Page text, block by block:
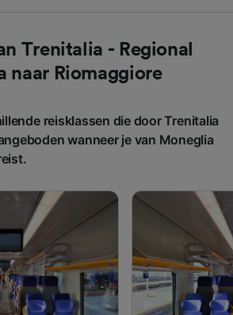
Trenitalia - Regional
naar Riomaggiore
reisklassen die door Trenitalia
wanneer je van Moneglia